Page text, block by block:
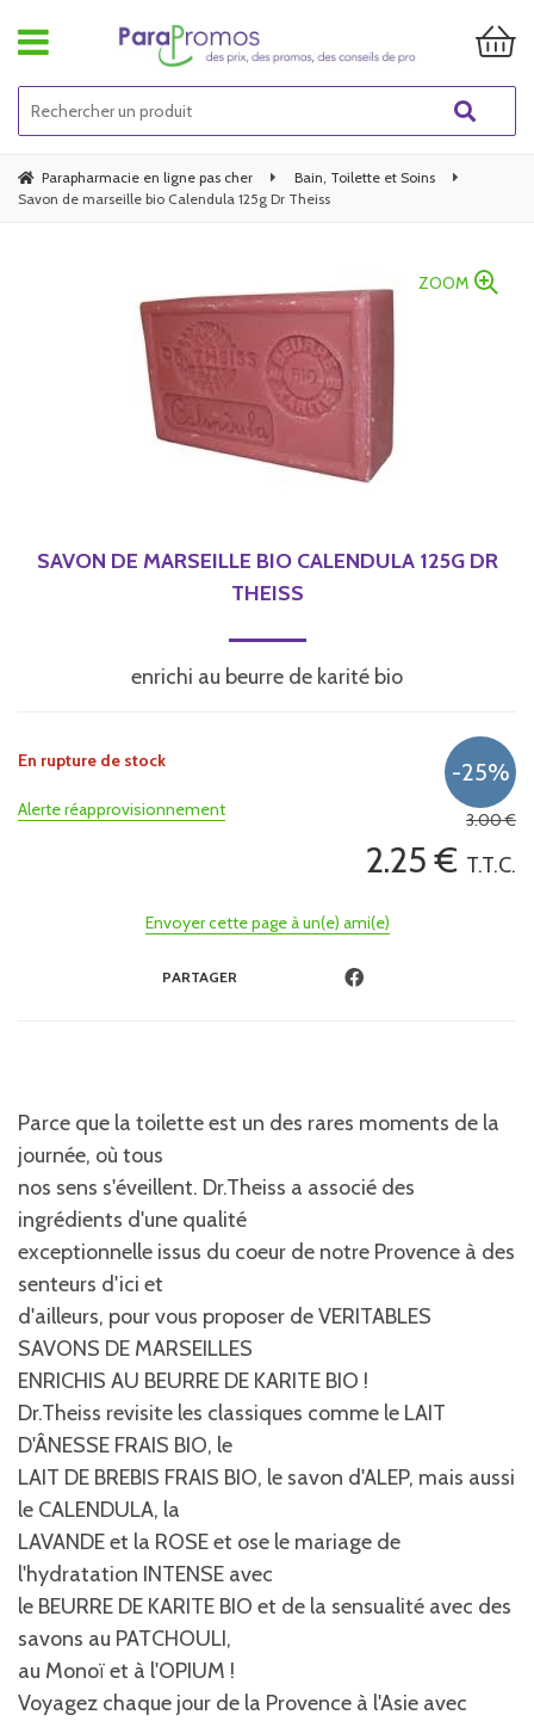
Parapharmacie en ligne pas cher
Bain, Toilette et Soins
Savon de marseille bio Calendula 125g Dr Theiss
ZOOM
SAVON DE MARSEILLE BIO CALENDULA 125G DR
THEISS
enrichi au beurre de karité bio
3.00€
2.25€ T.T.C.
En rupture de stock
Alerte réapprovisionnement
Envoyer cette page à un(e) ami(e)
PARTAGER
Parce que la toilette est un des rares moments de la
journée, où tous
nos sens s'éveillent. Dr.Theiss a associé des
ingrédients d'une qualité
exceptionnelle issus du coeur de notre Provence à des
senteurs d'ici et
d'ailleurs, pour vous proposer de VERITABLES
SAVONS DE MARSEILLES
ENRICHIS AU BEURRE DE KARITE BIO !
Dr.Theiss revisite les classiques comme le LAIT
D'ÂNESSE FRAIS BIO, le
LAIT DE BREBIS FRAIS BIO, le savon d'ALEP, mais aussi
le CALENDULA, la
LAVANDE et la ROSE et ose le mariage de
l'hydratation INTENSE avec
le BEURRE DE KARITE BIO et de la sensualité avec des
savons au PATCHOULI,
au Monoï et à l'OPIUM !
Voyagez chaque jour de la Provence à l'Asie avec